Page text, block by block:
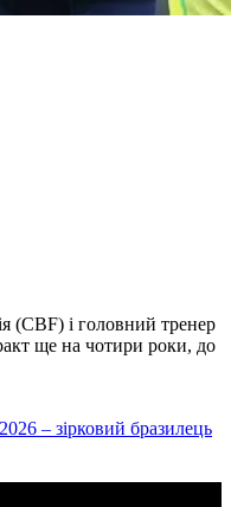
(CBF) і головний тренер
ще на чотири роки, до
– зірковий бразилець